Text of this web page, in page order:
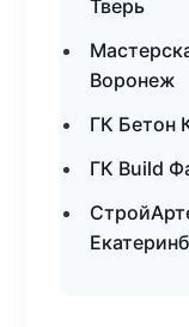
Тверь
Воронеж
ГК Бетон
ГК Build